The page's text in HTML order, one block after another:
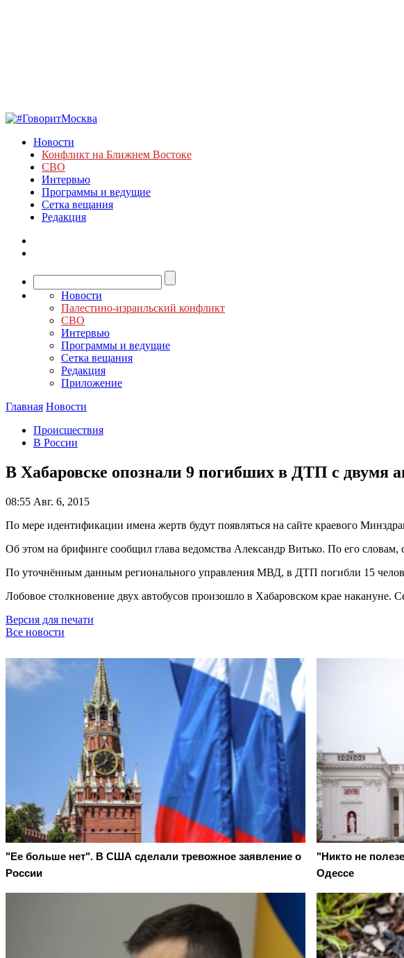
Новости
Конфликт на Ближнем Востоке
СВО
Интервью
Программы и ведущие
Сетка вещания
Редакция
Новости
Палестино-израильский конфликт
СВО
Интервью
Программы и ведущие
Сетка вещания
Редакция
Приложение
Главная Новости
Происшествия
В России
В Хабаровске опознали 9 погибших в ДТП с двумя
08:55 Авг. 6, 2015
По мере идентификации имена жертв будут появляться на сайте краевого
Об этом на брифинге сообщил глава ведомства Александр Витько. По его
По уточнённым данным регионального управления МВД, в ДТП погибли 15
Лобовое столкновение двух автобусов произошло в Хабаровском крае накануне.
Версия для печати
Все новости
"Ее больше нет". В США сделали тревожное заявление о
России
"Никто не
Одессе